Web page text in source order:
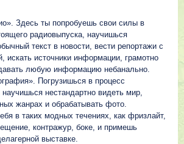
Здесь ты попробуешь свои силы в
радиовыпуска, научишься
текст в новости, вести репортажи с
искать источники информации, грамотно
любую информацию небанально.
Погрузишься в процесс
нестандартно видеть мир,
жанрах и обрабатывать фото.
в таких модных течениях, как фризлайт,
контражур, боке, и примешь
выставке.